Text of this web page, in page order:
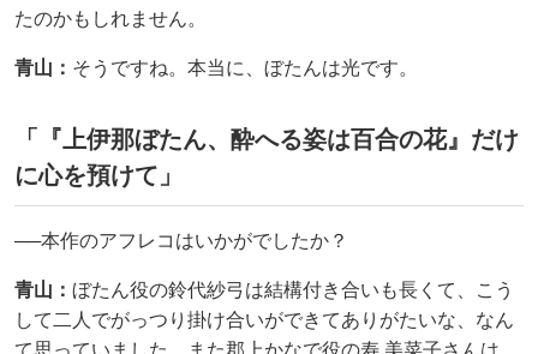
たのかもしれません。
青山： そうですね。本当に、ぼたんは光です。
「『上伊那ぼたん、酔へる姿は百合の花』だけ
に心を預けて」
──本作のアフレコはいかがでしたか？
青山： ぼたん役の鈴代紗弓は結構付き合いも長くて、こう
して二人でがっつり掛け合いができてありがたいな、なん
て思っていました。また郡上かなで役の寿 美菜子さんは、